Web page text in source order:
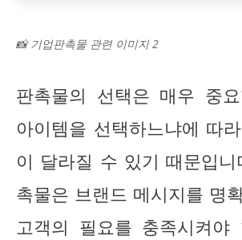
📸 기업판촉물 관련 이미지 2
판촉물의 선택은 매우 중
아이템을 선택하느냐에 따
이 달라질 수 있기 때문입
촉물은 브랜드 메시지를 명
고객의 필요를 충족시켜야